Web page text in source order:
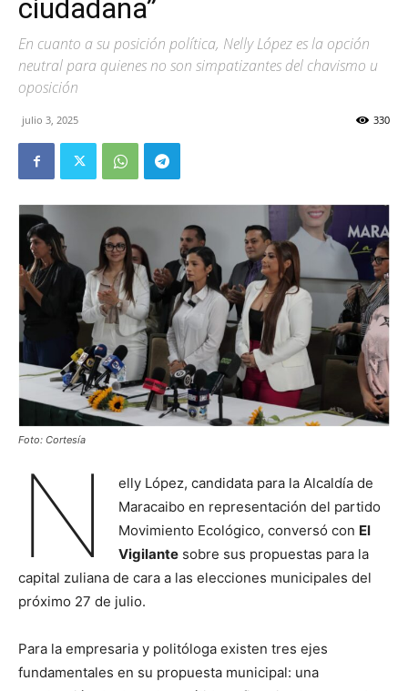
ciudadana”
En cuanto a su posición política, Nelly López es la opción
neutral para quienes no son simpatizantes del chavismo u
oposición
julio 3, 2025 330
Foto: Cortesía
N
elly López, candidata para la Alcaldía de
Maracaibo en representación del partido
Movimiento Ecológico, conversó con El
Vigilantesobre sus propuestas para la
capital zuliana de cara a las elecciones municipales del
próximo 27 de julio.
Para la empresaria y politóloga existen tres ejes
fundamentales en su propuesta municipal: una